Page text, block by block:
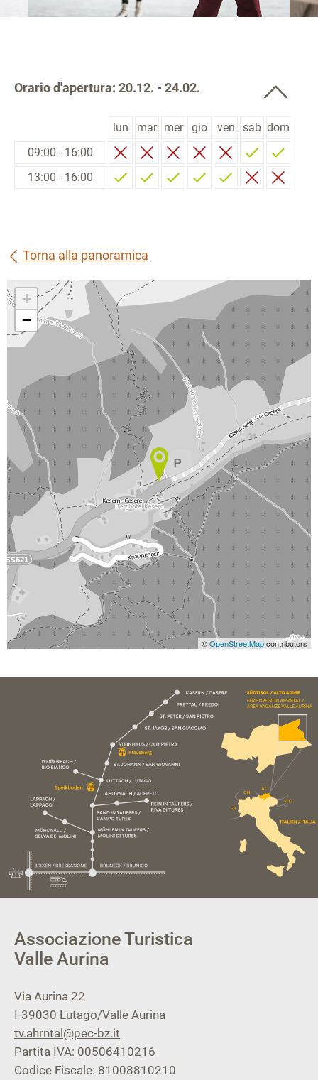
Orario d'apertura: 20.12. - 24.02.
lun mar mer gio ven sab dom
09:00 - 16:00
13:00 - 16:00
Torna alla panoramica
+
−
©OpenStreetMapcontributors
Associazione Turistica
Valle Aurina
Via Aurina 22
I-39030 Lutago/Valle Aurina
tv.ahrntal@pec-bz.it
Partita IVA: 00506410216
Codice Fiscale: 81008810210